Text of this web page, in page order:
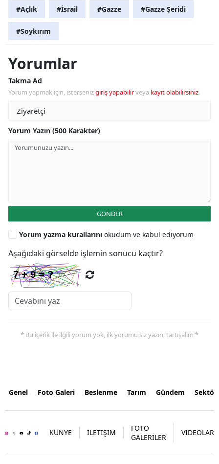
#Açlık #İsrail #Gazze #Gazze Şeridi
#Soykırım
Yorumlar
Takma Ad
Yorum yapmak için, istersenizgiriş yapabilirveya kayıt olabilirsiniz.
Yorum Yazın (500 Karakter)
GÖNDER
Yorum yazma kurallarını okudum ve kabul ediyorum
Aşağıdaki görselde işlemin sonucu kaçtır?
* Bu içerik ile ilgili yorum yok, ilk yorumu siz yazın, tartışalım *
Genel Foto Galeri Beslenme Tarım Gündem
KÜNYE İLETİŞİM
FOTO
GALERİLER
VİDEOLAR